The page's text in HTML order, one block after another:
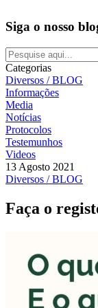
Siga o nosso
Categorias
Diversos / BLOG
Informações
Media
Notícias
Protocolos
Testemunhos
Videos
13 Agosto 2021
Diversos / BLOG
Faça o